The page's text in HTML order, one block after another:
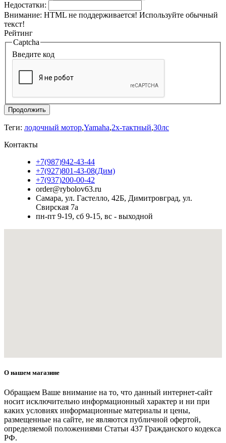
Недостатки:
Внимание: HTML не поддерживается! Используйте обычный
текст!
Рейтинг
Captcha
Введите код
Продолжить
Теги: лодочный мотор,Yamaha,2х-тактный,30лс
Контакты
+7(987)942-43-44
+7(927)801-43-08(Дим)
+7(937)200-00-42
order@rybolov63.ru
Самара, ул. Гастелло, 42Б, Димитровград, ул.
Свирская 7а
пн-пт 9-19, сб 9-15, вс - выходной
О нашем магазине
Обращаем Ваше внимание на то, что данный интернет-сайт
носит исключительно информационный характер и ни при
каких условиях информационные материалы и цены,
размещенные на сайте, не являются публичной офертой,
определяемой положениями Статьи 437 Гражданского кодекса
РФ.